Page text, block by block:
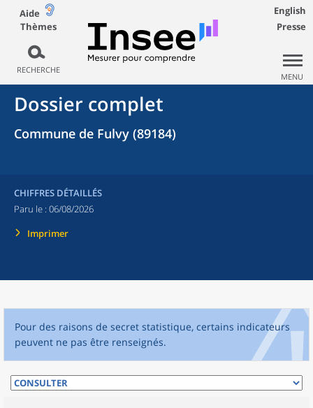
Aide
Thèmes
RECHERCHE
English
Presse
MENU
Dossier complet
Commune de Fulvy (89184)
CHIFFRES DÉTAILLÉS
Paru le : 06/08/2026
Imprimer
Pour des raisons de secret statistique, certains indicateurs
peuvent ne pas être renseignés.